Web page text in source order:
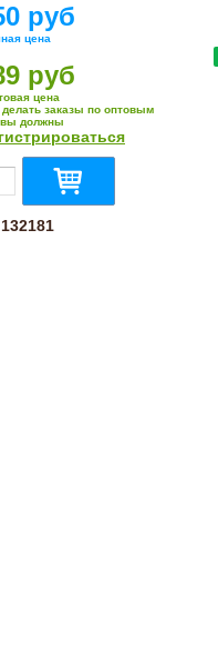
руб
цена
руб
цена
заказы по оптовым
должны
132181